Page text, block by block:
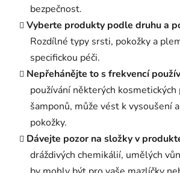
bezpečnost.
Vyberte produkty podle druhu a
Rozdílné typy srsti, pokožky a
specifickou péči.
Nepřehánějte to s frekvencí
používání některých
šamponů, může vést k vysoušení
pokožky.
Dávejte pozor na složky v
dráždivých chemikálií, umělých